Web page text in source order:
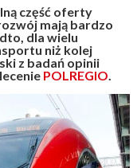
część oferty
mają bardzo
dla wielu
niż kolej
z badań opinii
POLREGIO.